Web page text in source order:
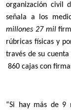
organización civil
señala a los
millones 27 mil
rúbricas físicas y
través de su
860 cajas con
“Si hay más de 9